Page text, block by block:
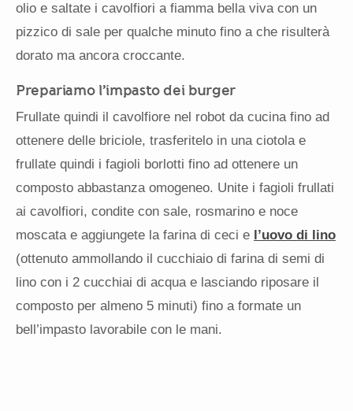
olio e saltate i cavolfiori a fiamma bella viva con un
pizzico di sale per qualche minuto fino a che risulterà
dorato ma ancora croccante.
Prepariamo l’impasto dei burger
Frullate quindi il cavolfiore nel robot da cucina fino ad
ottenere delle briciole, trasferitelo in una ciotola e
frullate quindi i fagioli borlotti fino ad ottenere un
composto abbastanza omogeneo. Unite i fagioli frullati
ai cavolfiori, condite con sale, rosmarino e noce
moscata e aggiungete la farina di ceci e l’uovo di lino
(ottenuto ammollando il cucchiaio di farina di semi di
lino con i 2 cucchiai di acqua e lasciando riposare il
composto per almeno 5 minuti) fino a formate un
bell’impasto lavorabile con le mani.